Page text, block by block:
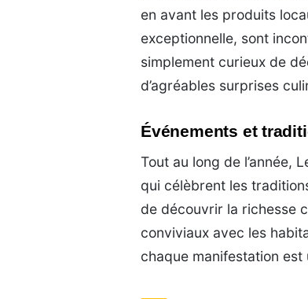
en avant les produits
exceptionnelle, sont
simplement curieux de
d’agréables surprises
Événements et
Tout au long de l’année,
qui célèbrent les
de découvrir la richesse
conviviaux avec les
chaque manifestation est